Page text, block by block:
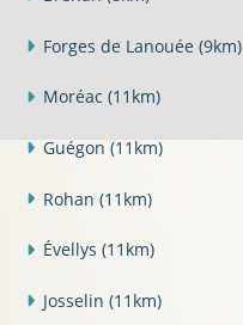
Forges de Lanouée (9km)
Moréac (11km)
Guégon (11km)
Rohan (11km)
Évellys (11km)
Josselin (11km)